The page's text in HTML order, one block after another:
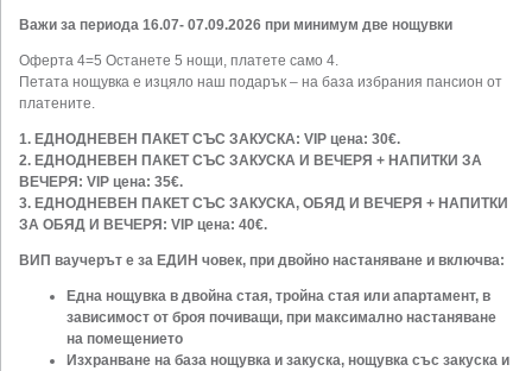
Важи за периода 16.07- 07.09.2026 при минимум две нощувки
Оферта 4=5 Останете 5 нощи, платете само 4.
Петата нощувка е изцяло наш подарък – на база избрания пансион от
платените.
1. ЕДНОДНЕВЕН ПАКЕТ СЪС ЗАКУСКА: VIP цена: 30€.
2. ЕДНОДНЕВЕН ПАКЕТ СЪС ЗАКУСКА И ВЕЧЕРЯ + НАПИТКИ ЗА
ВЕЧЕРЯ: VIP цена: 35€.
3. ЕДНОДНЕВЕН ПАКЕТ СЪС ЗАКУСКА, ОБЯД И ВЕЧЕРЯ + НАПИТКИ
ЗА ОБЯД И ВЕЧЕРЯ: VIP цена: 40€.
ВИП ваучерът е за ЕДИН човек, при двойно настаняване и включва:
Една нощувка в двойна стая, тройна стая или апартамент, в
зависимост от броя почиващи, при максимално настаняване
на помещението
Изхранване на база нощувка и закуска, нощувка със закуска и